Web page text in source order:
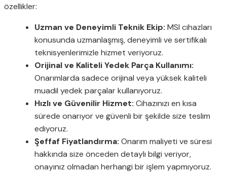
özellikler:
Uzman ve Deneyimli Teknik Ekip: MSI cihazları
konusunda uzmanlaşmış, deneyimli ve sertifikalı
teknisyenlerimizle hizmet veriyoruz.
Orijinal ve Kaliteli Yedek Parça Kullanımı:
Onarımlarda sadece orijinal veya yüksek kaliteli
muadil yedek parçalar kullanıyoruz.
Hızlı ve Güvenilir Hizmet: Cihazınızı en kısa
sürede onarıyor ve güvenli bir şekilde size teslim
ediyoruz.
Şeffaf Fiyatlandırma: Onarım maliyeti ve süresi
hakkında size önceden detaylı bilgi veriyor,
onayınız olmadan herhangi bir işlem yapmıyoruz.